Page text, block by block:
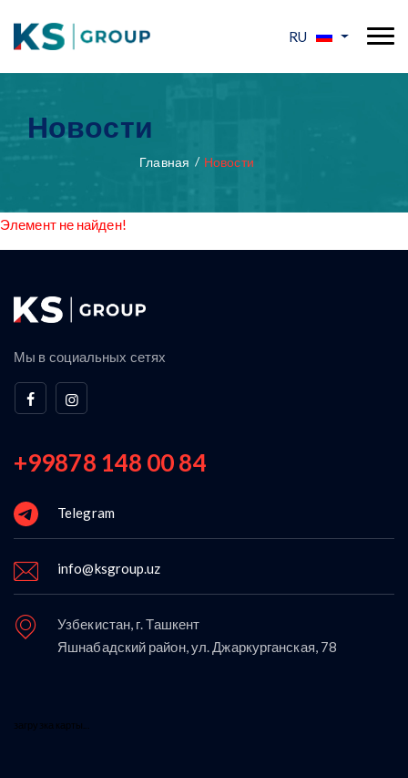
RU
Новости
Главная Новости
Элемент не найден!
Мы в социальных сетях
+99878 148 00 84
Telegram
info@ksgroup.uz
Узбекистан, г. Ташкент
Яшнабадский район, ул. Джаркурганская, 78
загрузка карты...